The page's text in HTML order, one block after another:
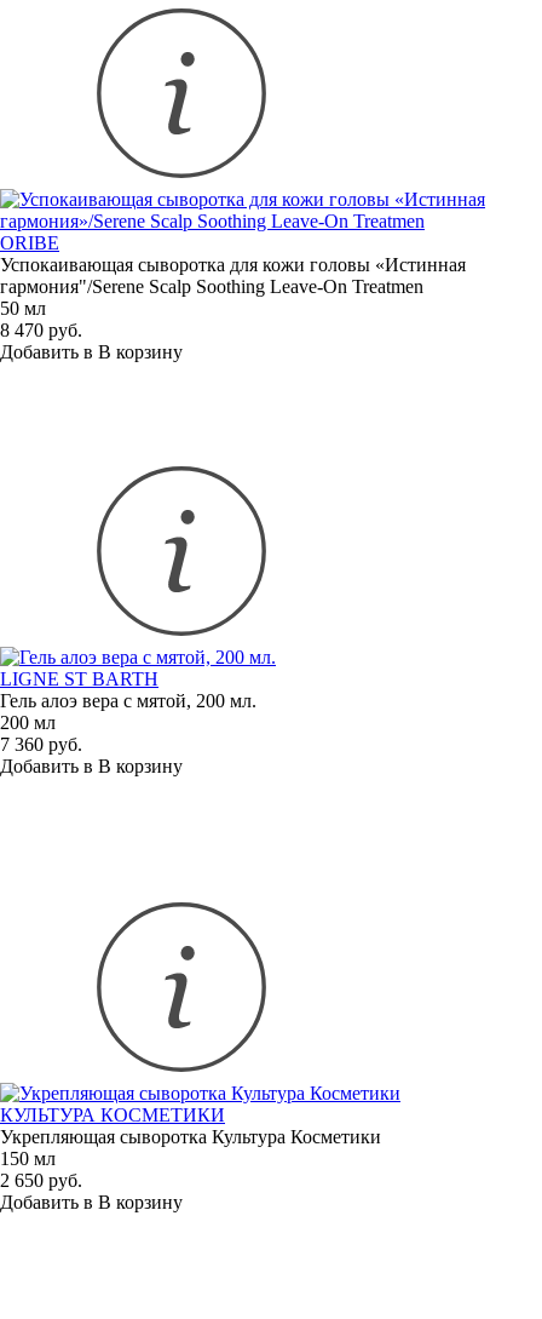
ORIBE
Успокаивающая сыворотка для кожи головы «Истинная
гармония"/Serene Scalp Soothing Leave-On Treatmen
50 мл
8 470 руб.
Добавить в В корзину
LIGNE ST BARTH
Гель алоэ вера с мятой, 200 мл.
200 мл
7 360 руб.
Добавить в В корзину
КУЛЬТУРА КОСМЕТИКИ
Укрепляющая сыворотка Культура Косметики
150 мл
2 650 руб.
Добавить в В корзину